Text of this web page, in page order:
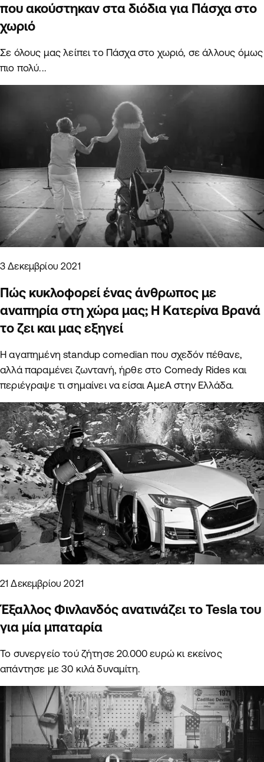
που ακούστηκαν στα διόδια για Πάσχα στο
χωριό
Σε όλους μας λείπει το Πάσχα στο χωριό, σε άλλους όμως
πιο πολύ...
3 Δεκεμβρίου 2021
Πώς κυκλοφορεί ένας άνθρωπος με
αναπηρία στη χώρα μας; Η Κατερίνα Βρανά
το ζει και μας εξηγεί
Η αγαπημένη standup comedian που σχεδόν πέθανε,
αλλά παραμένει ζωντανή, ήρθε στο Comedy Rides και
περιέγραψε τι σημαίνει να είσαι ΑμεΑ στην Ελλάδα.
21 Δεκεμβρίου 2021
Έξαλλος Φινλανδός ανατινάζει το Tesla του
για μία μπαταρία
Το συνεργείο τού ζήτησε 20.000 ευρώ κι εκείνος
απάντησε με 30 κιλά δυναμίτη.